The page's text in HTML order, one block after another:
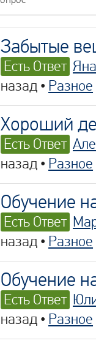
Забытые
Есть Ответ
назад • Разное
Хороший
Есть Ответ
назад • Разное
Обучение
Есть Ответ
назад • Разное
Обучение
Есть Ответ
назад • Разное